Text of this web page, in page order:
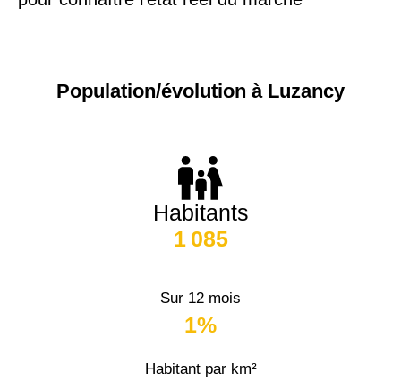
Population/évolution à Luzancy
Habitants
1 085
Sur 12 mois
1%
Habitant par km²